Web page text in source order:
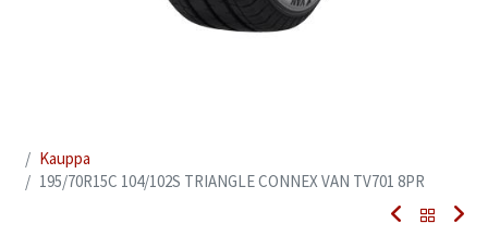
Kauppa
195/70R15C 104/102S TRIANGLE CONNEX VAN TV701 8PR